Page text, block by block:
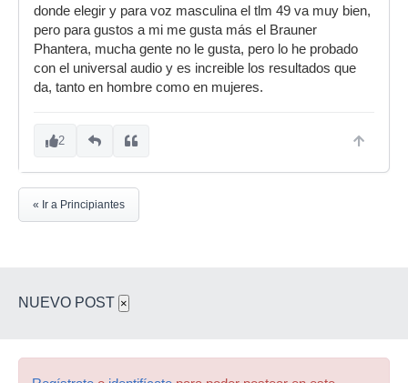
donde elegir y para voz masculina el tlm 49 va muy bien,
pero para gustos a mi me gusta más el Brauner
Phantera, mucha gente no le gusta, pero lo he probado
con el universal audio y es increible los resultados que
da, tanto en hombre como en mujeres.
2
« Ir a Principiantes
NUEVO POST ×